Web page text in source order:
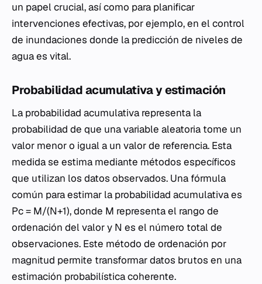
un papel crucial, así como para planificar
intervenciones efectivas, por ejemplo, en el control
de inundaciones donde la predicción de niveles de
agua es vital.
Probabilidad acumulativa y estimación
La probabilidad acumulativa representa la
probabilidad de que una variable aleatoria tome un
valor menor o igual a un valor de referencia. Esta
medida se estima mediante métodos específicos
que utilizan los datos observados. Una fórmula
común para estimar la probabilidad acumulativa es
Pc = M/(N+1), donde M representa el rango de
ordenación del valor y N es el número total de
observaciones. Este método de ordenación por
magnitud permite transformar datos brutos en una
estimación probabilística coherente.